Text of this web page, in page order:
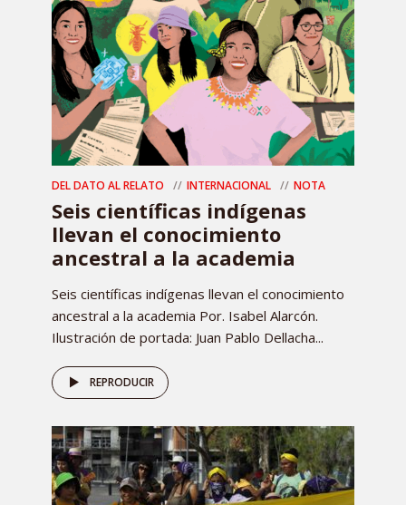
DEL DATO AL RELATO INTERNACIONAL NOTA
Seis científicas indígenas
llevan el conocimiento
ancestral a la academia
Seis científicas indígenas llevan el conocimiento
ancestral a la academia Por. Isabel Alarcón.
Ilustración de portada: Juan Pablo Dellacha...
REPRODUCIR